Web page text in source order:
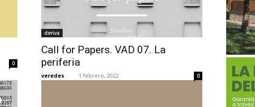
0
deriva
Call for Papers. VAD 07. La
periferia
veredes - 1 febrero, 2022 0